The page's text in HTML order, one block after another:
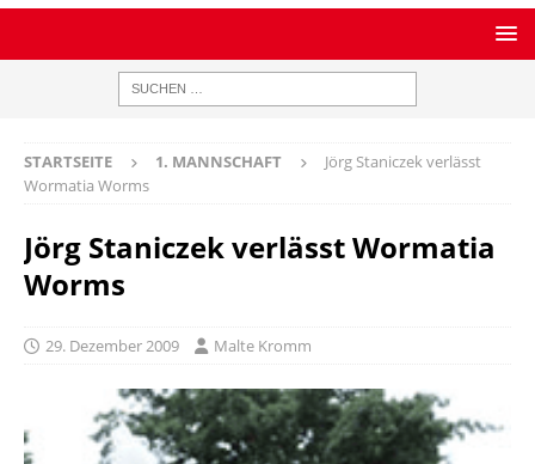
STARTSEITE 1. MANNSCHAFT
Jörg Staniczek verlässt
Wormatia Worms
Jörg Staniczek verlässt Wormatia
Worms
29. Dezember 2009 Malte Kromm